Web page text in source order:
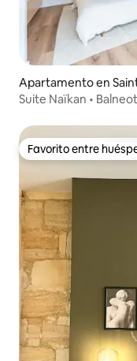
Apartamento en
Suite Naïkan •
Favorito entre
Favorito entre